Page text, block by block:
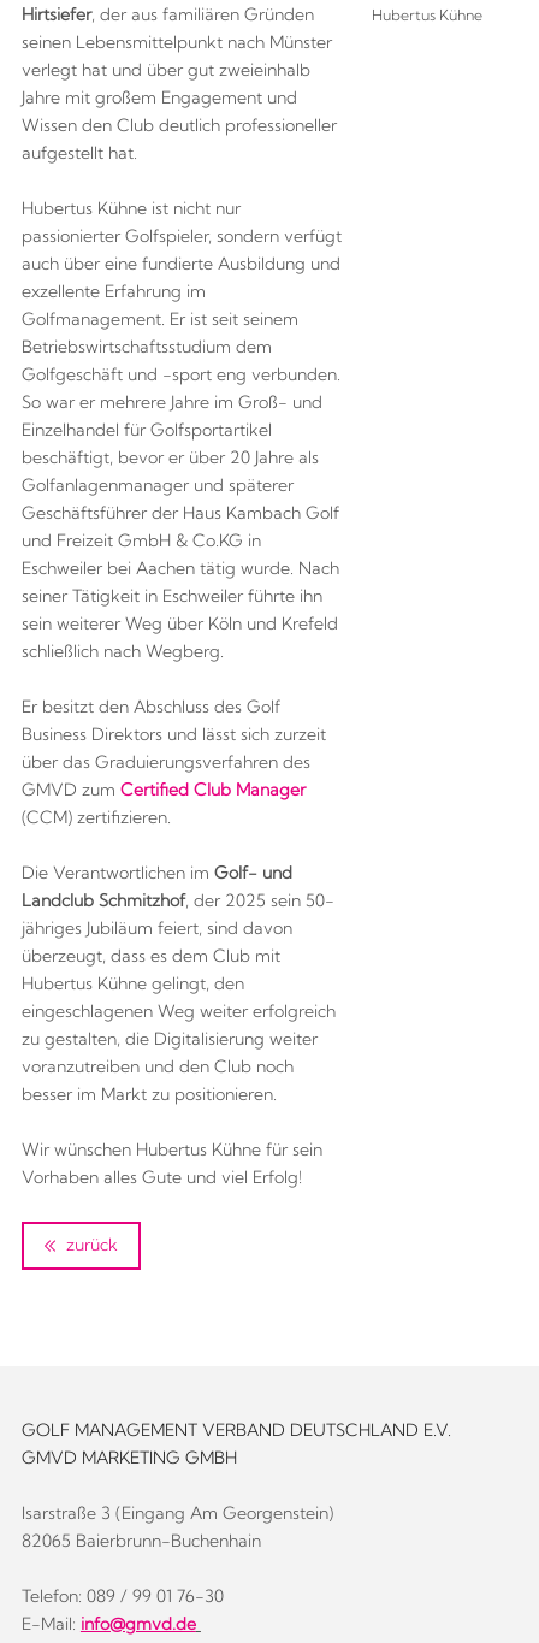
Hirtsiefer, der aus familiären Gründen
seinen Lebensmittelpunkt nach Münster
verlegt hat und über gut zweieinhalb
Jahre mit großem Engagement und
Wissen den Club deutlich professioneller
aufgestellt hat.
Hubertus Kühne ist nicht nur
passionierter Golfspieler, sondern verfügt
auch über eine fundierte Ausbildung und
exzellente Erfahrung im
Golfmanagement. Er ist seit seinem
Betriebswirtschaftsstudium dem
Golfgeschäft und -sport eng verbunden.
So war er mehrere Jahre im Groß- und
Einzelhandel für Golfsportartikel
beschäftigt, bevor er über 20 Jahre als
Golfanlagenmanager und späterer
Geschäftsführer der Haus Kambach Golf
und Freizeit GmbH & Co.KG in
Eschweiler bei Aachen tätig wurde. Nach
seiner Tätigkeit in Eschweiler führte ihn
sein weiterer Weg über Köln und Krefeld
schließlich nach Wegberg.
Er besitzt den Abschluss des Golf
Business Direktors und lässt sich zurzeit
über das Graduierungsverfahren des
GMVD zum Certified Club Manager
(CCM) zertifizieren.
Die Verantwortlichen im Golf- und
Landclub Schmitzhof, der 2025 sein 50-
jähriges Jubiläum feiert, sind davon
überzeugt, dass es dem Club mit
Hubertus Kühne gelingt, den
eingeschlagenen Weg weiter erfolgreich
zu gestalten, die Digitalisierung weiter
voranzutreiben und den Club noch
besser im Markt zu positionieren.
Wir wünschen Hubertus Kühne für sein
Vorhaben alles Gute und viel Erfolg!
Hubertus Kühne
zurück
GOLF MANAGEMENT VERBAND DEUTSCHLAND E.V.
GMVD MARKETING GMBH
Isarstraße 3 (Eingang Am Georgenstein)
82065 Baierbrunn-Buchenhain
Telefon: 089 / 99 01 76-30
E-Mail: info@gmvd.de